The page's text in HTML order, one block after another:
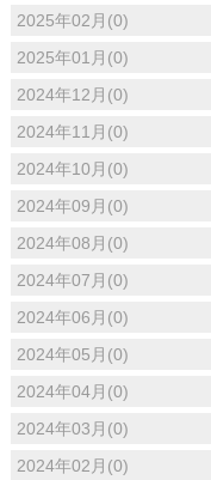
2025年02月(0)
2025年01月(0)
2024年12月(0)
2024年11月(0)
2024年10月(0)
2024年09月(0)
2024年08月(0)
2024年07月(0)
2024年06月(0)
2024年05月(0)
2024年04月(0)
2024年03月(0)
2024年02月(0)